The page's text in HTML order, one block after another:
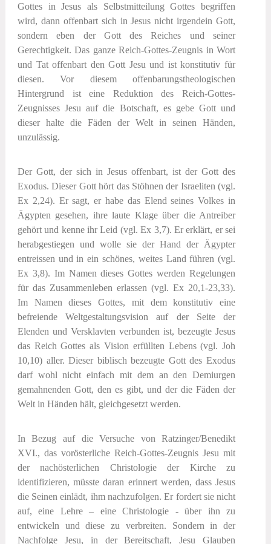
Gottes in Jesus als Selbstmitteilung Gottes begriffen
wird, dann offenbart sich in Jesus nicht irgendein Gott,
sondern eben der Gott des Reiches und seiner
Gerechtigkeit. Das ganze Reich-Gottes-Zeugnis in Wort
und Tat offenbart den Gott Jesu und ist konstitutiv für
diesen. Vor diesem offenbarungstheologischen
Hintergrund ist eine Reduktion des Reich-Gottes-
Zeugnisses Jesu auf die Botschaft, es gebe Gott und
dieser halte die Fäden der Welt in seinen Händen,
unzulässig.
Der Gott, der sich in Jesus offenbart, ist der Gott des
Exodus. Dieser Gott hört das Stöhnen der Israeliten (vgl.
Ex 2,24). Er sagt, er habe das Elend seines Volkes in
Ägypten gesehen, ihre laute Klage über die Antreiber
gehört und kenne ihr Leid (vgl. Ex 3,7). Er erklärt, er sei
herabgestiegen und wolle sie der Hand der Ägypter
entreissen und in ein schönes, weites Land führen (vgl.
Ex 3,8). Im Namen dieses Gottes werden Regelungen
für das Zusammenleben erlassen (vgl. Ex 20,1-23,33).
Im Namen dieses Gottes, mit dem konstitutiv eine
befreiende Weltgestaltungsvision auf der Seite der
Elenden und Versklavten verbunden ist, bezeugte Jesus
das Reich Gottes als Vision erfüllten Lebens (vgl. Joh
10,10) aller. Dieser biblisch bezeugte Gott des Exodus
darf wohl nicht einfach mit dem an den Demiurgen
gemahnenden Gott, den es gibt, und der die Fäden der
Welt in Händen hält, gleichgesetzt werden.
In Bezug auf die Versuche von Ratzinger/Benedikt
XVI., das vorösterliche Reich-Gottes-Zeugnis Jesu mit
der nachösterlichen Christologie der Kirche zu
identifizieren, müsste daran erinnert werden, dass Jesus
die Seinen einlädt, ihm nachzufolgen. Er fordert sie nicht
auf, eine Lehre – eine Christologie - über ihn zu
entwickeln und diese zu verbreiten. Sondern in der
Nachfolge Jesu, in der Bereitschaft, Jesu Glauben